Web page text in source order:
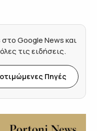
Google News και
τις ειδήσεις.
Πηγές